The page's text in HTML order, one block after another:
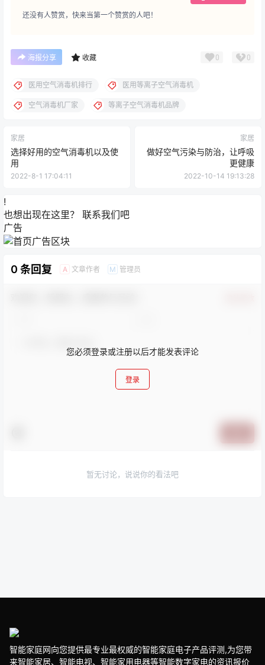
还没有人赞赏，快来当第一个赞赏的人吧！
海报分享 收藏 0 0
医用空气消毒机排行 医用等离子空气消毒机
空气消毒机厂家 等离子空气消毒机品牌
家居
选择好用的空气消毒机以及使
用
2022-8-1 17:04:11
家居
做好空气污染与防治，让呼吸
更健康
2022-10-14 19:13:28
!
也想出现在这里？ 联系我们吧
广告
0 条回复 A 文章作者 M 管理员
您必须登录或注册以后才能发表评论
登录
暂无讨论，说说你的看法吧
智能家庭网向您提供最专业最权威的智能家庭电子产品评测,为您带
来智能家居、智能电视、智能家用电器等智能数字家电的资讯报价